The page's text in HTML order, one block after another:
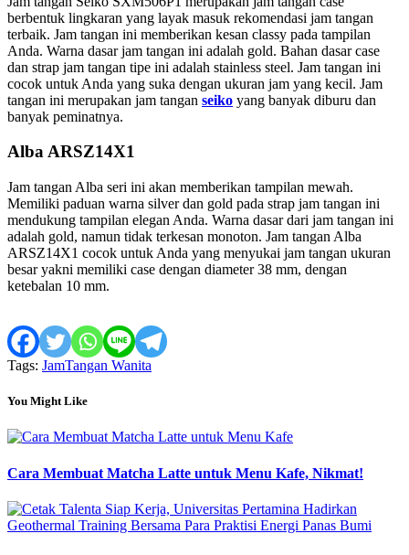
berbentuk lingkaran yang layak masuk rekomendasi jam tangan
terbaik. Jam tangan ini memberikan kesan classy pada tampilan
Anda. Warna dasar jam tangan ini adalah gold. Bahan dasar case
dan strap jam tangan tipe ini adalah stainless steel. Jam tangan ini
cocok untuk Anda yang suka dengan ukuran jam yang kecil. Jam
tangan ini merupakan jam tangan seiko yang banyak diburu dan
banyak peminatnya.
Alba ARSZ14X1
Jam tangan Alba seri ini akan memberikan tampilan mewah.
Memiliki paduan warna silver dan gold pada strap jam tangan ini
mendukung tampilan elegan Anda. Warna dasar dari jam tangan ini
adalah gold, namun tidak terkesan monoton. Jam tangan Alba
ARSZ14X1 cocok untuk Anda yang menyukai jam tangan ukuran
besar yakni memiliki case dengan diameter 38 mm, dengan
ketebalan 10 mm.
Tags: JamTangan Wanita
You Might Like
Cara Membuat Matcha Latte untuk Menu Kafe, Nikmat!